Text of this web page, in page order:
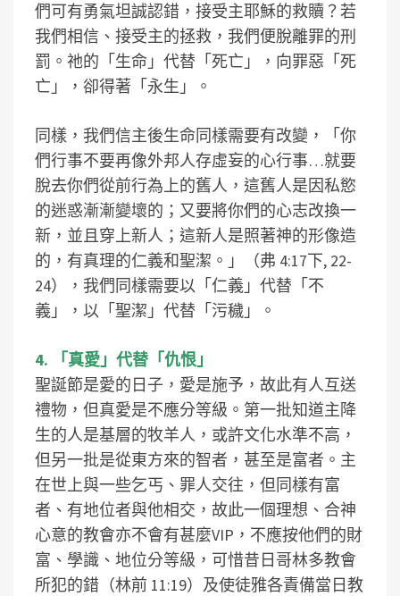
們可有勇氣坦誠認錯，接受主耶穌的救贖？若
我們相信、接受主的拯救，我們便脫離罪的刑
罰。祂的「生命」代替「死亡」，向罪惡「死
亡」，卻得著「永生」。
同樣，我們信主後生命同樣需要有改變，「你
們行事不要再像外邦人存虛妄的心行事…就要
脫去你們從前行為上的舊人，這舊人是因私慾
的迷惑漸漸變壞的；又要將你們的心志改換一
新，並且穿上新人；這新人是照著神的形像造
的，有真理的仁義和聖潔。」（弗 4:17下, 22-
24），我們同樣需要以「仁義」代替「不
義」，以「聖潔」代替「污穢」。
4. 「真愛」代替「仇恨」
聖誕節是愛的日子，愛是施予，故此有人互送
禮物，但真愛是不應分等級。第一批知道主降
生的人是基層的牧羊人，或許文化水準不高，
但另一批是從東方來的智者，甚至是富者。主
在世上與一些乞丐、罪人交往，但同樣有富
者、有地位者與他相交，故此一個理想、合神
心意的教會亦不會有甚麼VIP，不應按他們的財
富、學識、地位分等級，可惜昔日哥林多教會
所犯的錯（林前 11:19）及使徒雅各責備當日教